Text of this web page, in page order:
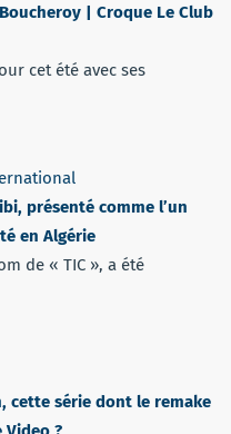
| Croque Le Club
cet été avec ses
présenté comme l’un
en Algérie
de « TIC », a été
cette série dont le remake